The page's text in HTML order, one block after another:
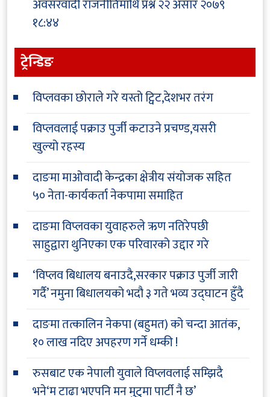
अवसरवादी राजनीतिमाथि प्रश्न२२ असार २०७९
१८:४४
ट्रेन्डिङ
विप्लवका छोराले गरे यस्तो ट्विट,देशभर तरंग
विप्लवलाई पक्राउ पुर्जी कटाउने प्रचण्ड,यसरी
खुल्यो रहस्य
दाङमा माओवादी केन्द्रका क्षेत्रीय संयोजक सहित
५० नेता-कार्यकर्ता नेकपामा समाहित
दाङमा विप्लवका युवाहरुले ऋण नतिरेपछी
साहुद्वारा थुनिएका एक परिवारको उद्दार गरे
‘विप्लव बिधालय बनाउदै,सरकार पक्राउ पुर्जी जारी
गर्दै’ नमुना बिधालयको भदौ ३ गते भव्य उद्घाटन हुँदै
दाङमा तत्कालिन नेकपा (बहुमत) को चन्दा आतंक,
१० लाख नदिए अपहरण गर्ने धम्की !
रुसबाट एक नेपाली युवाले विप्लवलाई सम्झिदै
भने‘म टाढा भएपनि मन मुटुमा पार्टी नै छ’